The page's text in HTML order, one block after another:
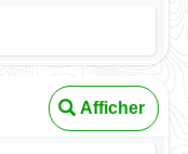
Afficher